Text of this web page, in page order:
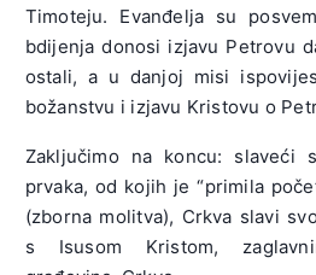
Timoteju. Evanđelja su
bdijenja donosi izjavu Petrovu
ostali, a u danjoj misi
božanstvu i izjavu Kristovu o
Zaključimo na koncu: slaveći
prvaka, od kojih je “primila
(zborna molitva), Crkva slavi
s Isusom Kristom,